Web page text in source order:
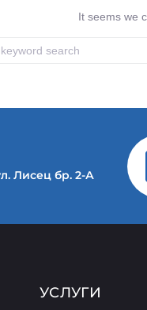
It seems we
Лисец бр. 2-А
УСЛУГИ